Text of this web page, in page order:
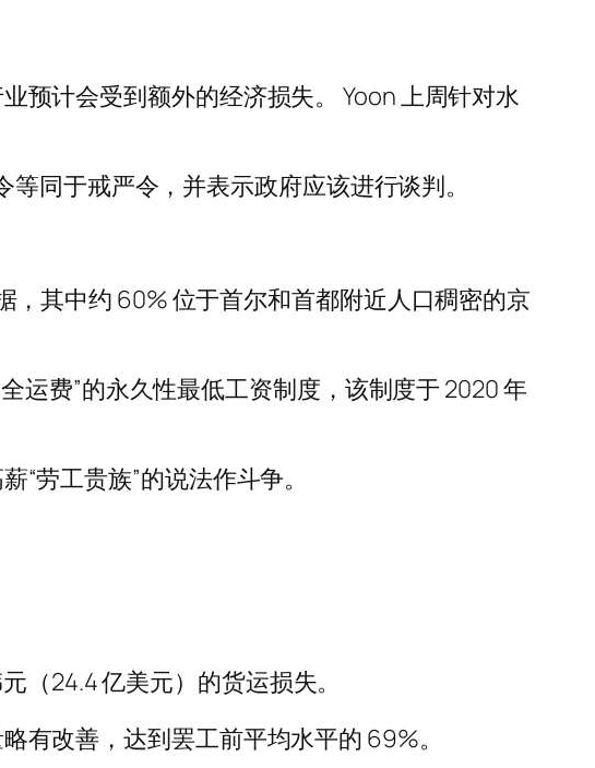
预计会受到额外的经济损失。 Yoon 上周针对水
同于戒严令，并表示政府应该进行谈判。
其中约 60% 位于首尔和首都附近人口稠密的京
运费”的永久性最低工资制度，该制度于 2020 年
劳工贵族”的说法作斗争。
（24.4 亿美元）的货运损失。
有改善，达到罢工前平均水平的 69%。